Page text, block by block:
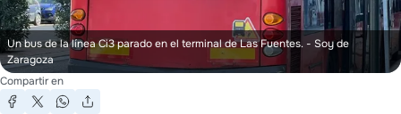
Un bus de la línea Ci3 parado en el terminal de Las Fuentes. - Soy de
Zaragoza
Compartir en